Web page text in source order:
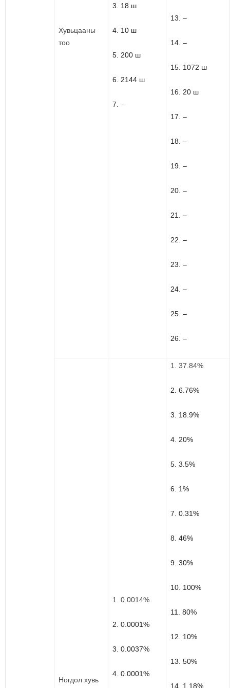
Хувьцааны
тоо
3. 18 ш
4. 10 ш
5. 200 ш
6. 2144 ш
7. –
13. –
14. –
15. 1072 ш
16. 20 ш
17. –
18. –
19. –
20. –
21. –
22. –
23. –
24. –
25. –
26. –
Ногдол хувь
1. 0.0014%
2. 0.0001%
3. 0.0037%
4. 0.0001%
1. 37.84%
2. 6.76%
3. 18.9%
4. 20%
5. 3.5%
6. 1%
7. 0.31%
8. 46%
9. 30%
10. 100%
11. 80%
12. 10%
13. 50%
14. 1.18%